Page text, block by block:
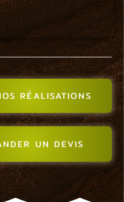
RÉALISATIONS
UN DEVIS